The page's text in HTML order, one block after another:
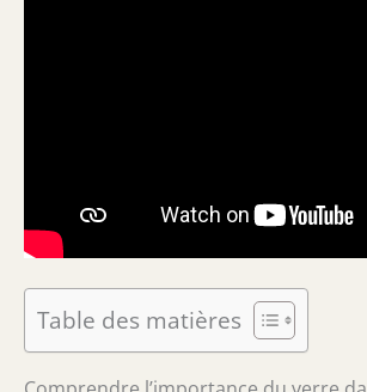
Table des matières